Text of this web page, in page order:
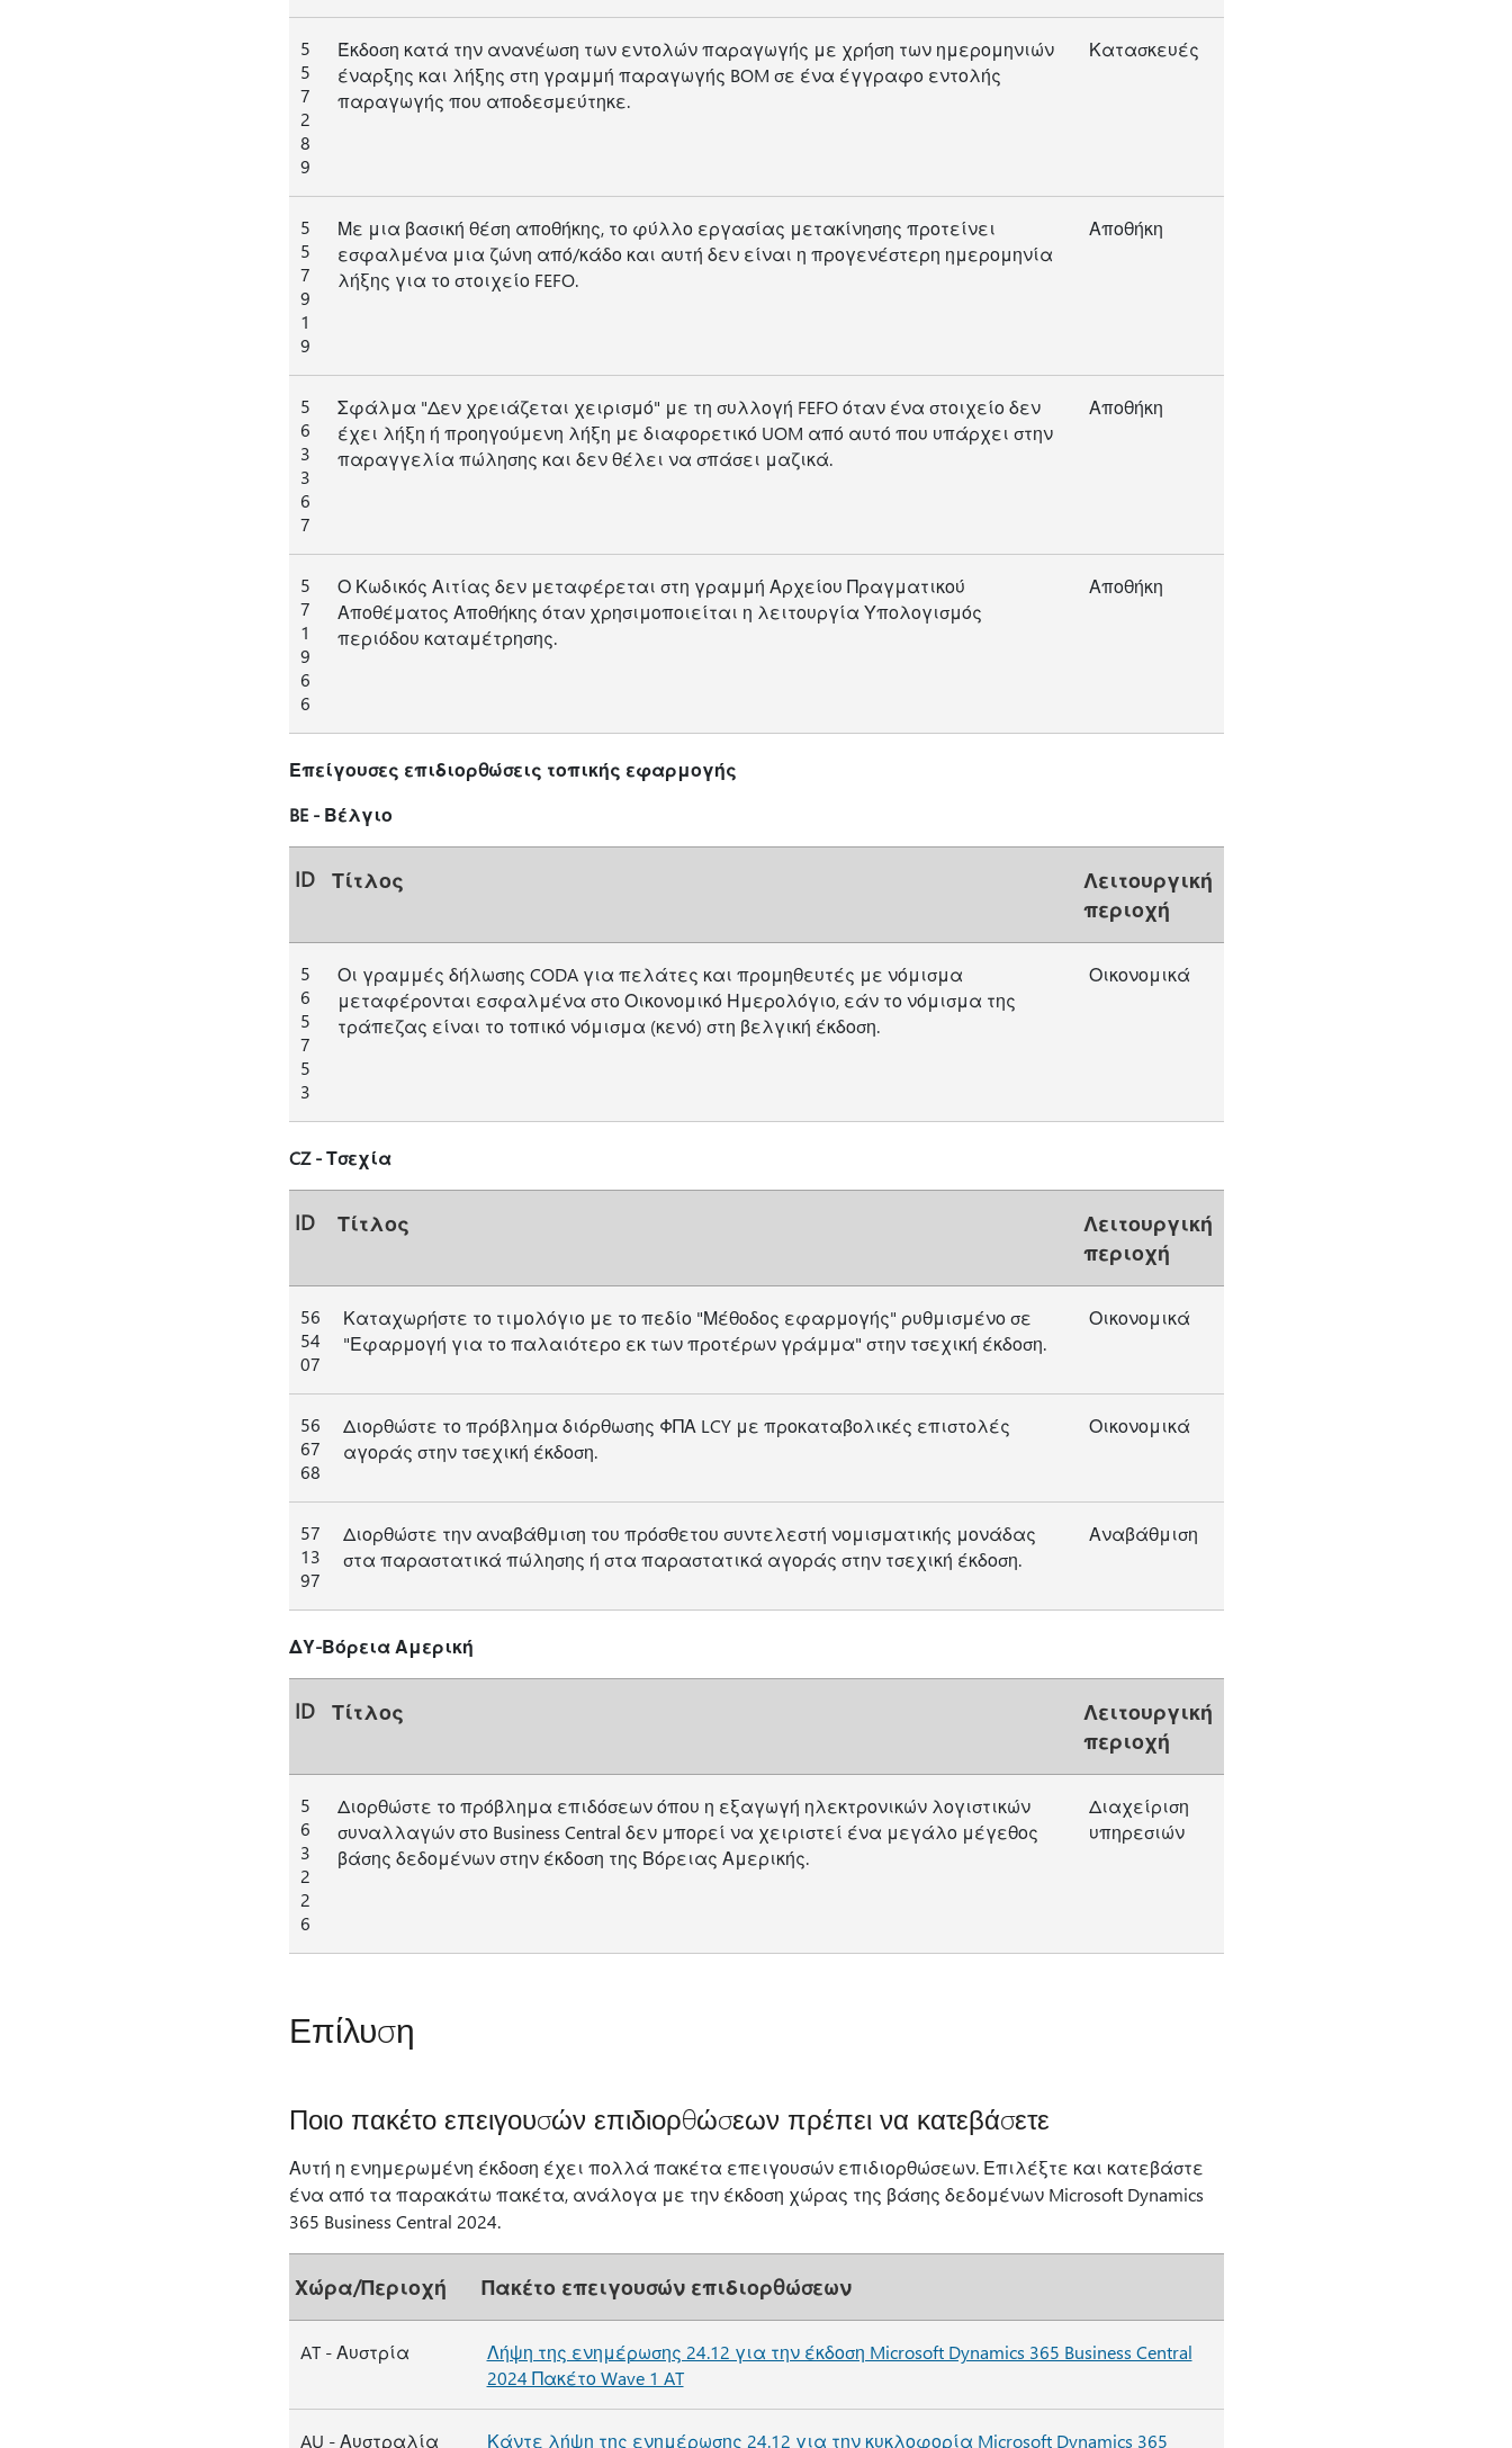
5
5
7
2
8
9
Έκδοση κατά την ανανέωση των εντολών παραγωγής με χρήση των ημερομηνιών
έναρξης και λήξης στη γραμμή παραγωγής BOM σε ένα έγγραφο εντολής
παραγωγής που αποδεσμεύτηκε.
Κατασκευές
5
5
7
9
1
9
Με μια βασική θέση αποθήκης, το φύλλο εργασίας μετακίνησης προτείνει
εσφαλμένα μια ζώνη από/κάδο και αυτή δεν είναι η προγενέστερη ημερομηνία
λήξης για το στοιχείο FEFO.
Αποθήκη
5
6
3
3
6
7
Σφάλμα "Δεν χρειάζεται χειρισμό" με τη συλλογή FEFO όταν ένα στοιχείο δεν
έχει λήξη ή προηγούμενη λήξη με διαφορετικό UOM από αυτό που υπάρχει στην
παραγγελία πώλησης και δεν θέλει να σπάσει μαζικά.
Αποθήκη
5
7
1
9
6
6
Ο Κωδικός Αιτίας δεν μεταφέρεται στη γραμμή Αρχείου Πραγματικού
Αποθέματος Αποθήκης όταν χρησιμοποιείται η λειτουργία Υπολογισμός
περιόδου καταμέτρησης.
Αποθήκη
Επείγουσες επιδιορθώσεις τοπικής εφαρμογής
BE - Βέλγιο
ID Τίτλος
Λειτουργική
περιοχή
5
6
5
7
5
3
Οι γραμμές δήλωσης CODA για πελάτες και προμηθευτές με νόμισμα
μεταφέρονται εσφαλμένα στο Οικονομικό Ημερολόγιο, εάν το νόμισμα της
τράπεζας είναι το τοπικό νόμισμα (κενό) στη βελγική έκδοση.
Οικονομικά
CZ - Τσεχία
ID Τίτλος
Λειτουργική
περιοχή
56
54
07
Καταχωρήστε το τιμολόγιο με το πεδίο "Μέθοδος εφαρμογής" ρυθμισμένο σε
"Εφαρμογή για το παλαιότερο εκ των προτέρων γράμμα" στην τσεχική έκδοση.
Οικονομικά
56
67
68
Διορθώστε το πρόβλημα διόρθωσης ΦΠΑ LCY με προκαταβολικές επιστολές
αγοράς στην τσεχική έκδοση.
Οικονομικά
57
13
97
Διορθώστε την αναβάθμιση του πρόσθετου συντελεστή νομισματικής μονάδας
στα παραστατικά πώλησης ή στα παραστατικά αγοράς στην τσεχική έκδοση.
Αναβάθμιση
ΔΥ-Βόρεια Αμερική
ID Τίτλος
Λειτουργική
περιοχή
5
6
3
2
2
6
Διορθώστε το πρόβλημα επιδόσεων όπου η εξαγωγή ηλεκτρονικών λογιστικών
συναλλαγών στο Business Central δεν μπορεί να χειριστεί ένα μεγάλο μέγεθος
βάσης δεδομένων στην έκδοση της Βόρειας Αμερικής.
Διαχείριση
υπηρεσιών
Επίλυση
Ποιο πακέτο επειγουσών επιδιορθώσεων πρέπει να κατεβάσετε
Αυτή η ενημερωμένη έκδοση έχει πολλά πακέτα επειγουσών επιδιορθώσεων. Επιλέξτε και κατεβάστε
ένα από τα παρακάτω πακέτα, ανάλογα με την έκδοση χώρας της βάσης δεδομένων Microsoft Dynamics
365 Business Central 2024.
Χώρα/Περιοχή Πακέτο επειγουσών επιδιορθώσεων
AT - Αυστρία
Λήψη της ενημέρωσης 24.12 για την έκδοση Microsoft Dynamics 365 Business Central
2024 Πακέτο Wave 1 AT
AU - Αυστραλία Κάντε λήψη της ενημέρωσης 24.12 για την κυκλοφορία Microsoft Dynamics 365